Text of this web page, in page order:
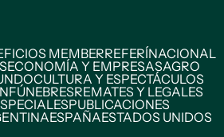
MEMBERREFERÍNACIONAL
ECONOMÍA Y EMPRESASAGRO
CULTURA Y ESPECTÁCULOS
FÚNEBRESREMATES Y LEGALES
PUBLICACIONES
ESPAÑAESTADOS UNIDOS